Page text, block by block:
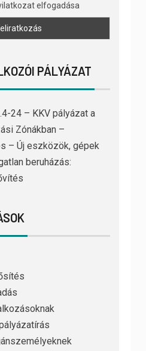
elfogadása
PÁLYÁZAT
24 – KKV pályázat a
Zónákban –
– Új eszközök, gépek
beruházás: